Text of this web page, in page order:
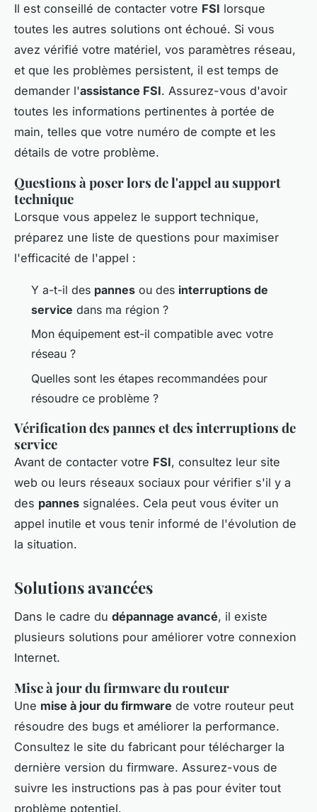
Il est conseillé de contacter votre FSI lorsque
toutes les autres solutions ont échoué. Si vous
avez vérifié votre matériel, vos paramètres réseau,
et que les problèmes persistent, il est temps de
demander l'assistance FSI. Assurez-vous d'avoir
toutes les informations pertinentes à portée de
main, telles que votre numéro de compte et les
détails de votre problème.
Questions à poser lors de l'appel au support
technique
Lorsque vous appelez le support technique,
préparez une liste de questions pour maximiser
l'efficacité de l'appel :
Y a-t-il des pannes ou des interruptions de
service dans ma région ?
Mon équipement est-il compatible avec votre
réseau ?
Quelles sont les étapes recommandées pour
résoudre ce problème ?
Vérification des pannes et des interruptions de
service
Avant de contacter votre FSI, consultez leur site
web ou leurs réseaux sociaux pour vérifier s'il y a
des pannes signalées. Cela peut vous éviter un
appel inutile et vous tenir informé de l'évolution de
la situation.
Solutions avancées
Dans le cadre du dépannage avancé, il existe
plusieurs solutions pour améliorer votre connexion
Internet.
Mise à jour du firmware du routeur
Une mise à jour du firmware de votre routeur peut
résoudre des bugs et améliorer la performance.
Consultez le site du fabricant pour télécharger la
dernière version du firmware. Assurez-vous de
suivre les instructions pas à pas pour éviter tout
problème potentiel.